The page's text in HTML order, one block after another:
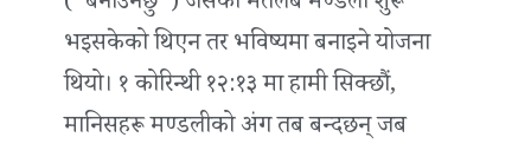
भइसकेको थिएन तर भविष्यमा बनाइने योजना
थियो। १ कोरिन्थी १२:१३ मा हामी सिक्छौं,
मानिसहरू मण्डलीको अंग तब बन्दछन् जब